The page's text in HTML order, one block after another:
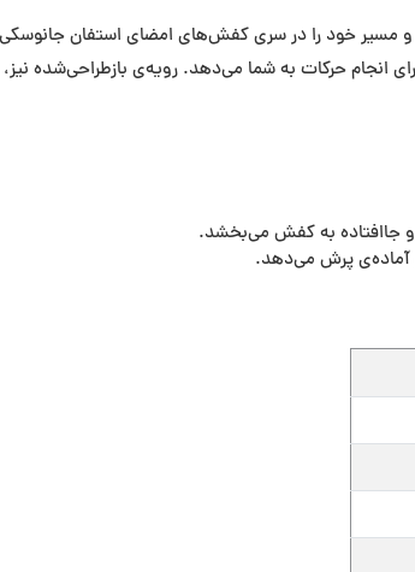
و مسیر خود را در سری کفش‌های امضای استفان
حرکات به شما می‌دهد. رویه‌ی بازطراحی‌شده نیز،
و جاافتاده به کفش می‌بخشد.